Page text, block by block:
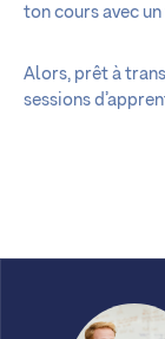
ton cours avec
Alors, prêt à
sessions